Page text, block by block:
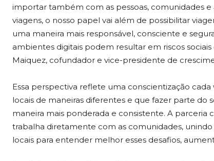
importar também com as pessoas, comunidades
viagens, o nosso papel vai além de possibilitar
uma maneira mais responsável, consciente e
ambientes digitais podem resultar em riscos
Maiquez, cofundador e vice-presidente de
Essa perspectiva reflete uma conscientização
locais de maneiras diferentes e que fazer parte
maneira mais ponderada e consistente. A parceria
trabalha diretamente com as comunidades,
locais para entender melhor esses desafios,